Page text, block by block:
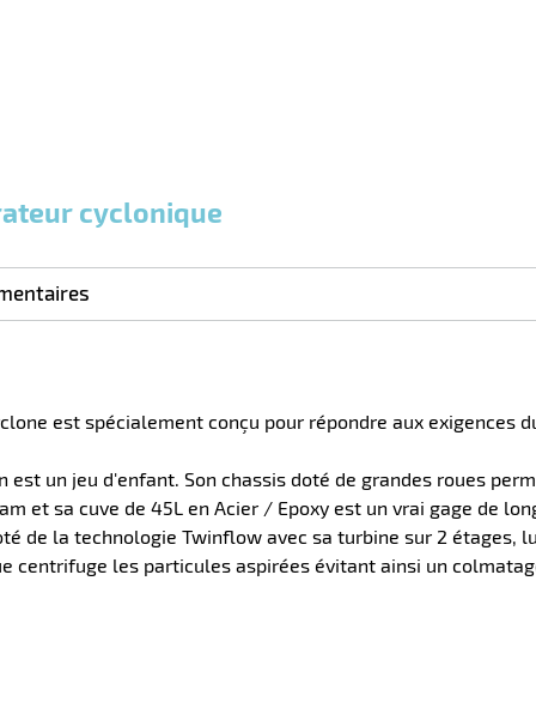
cyclonique
est spécialement conçu pour répondre aux
un jeu d'enfant. Son chassis doté de grandes roues
et sa cuve de 45L en Acier / Epoxy est un vrai gage de
de la technologie Twinflow avec sa turbine sur 2 étages,
centrifuge les particules aspirées évitant ainsi un